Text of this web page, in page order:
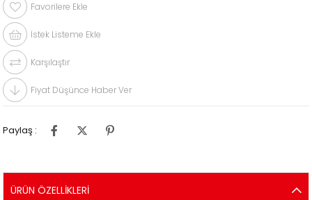
Favorilere Ekle
İstek Listeme Ekle
Karşılaştır
Fiyat Düşünce Haber Ver
Paylaş :
ÜRÜN ÖZELLIKLERI